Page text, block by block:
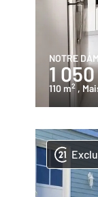
NOTRE
1
110 m2 ,